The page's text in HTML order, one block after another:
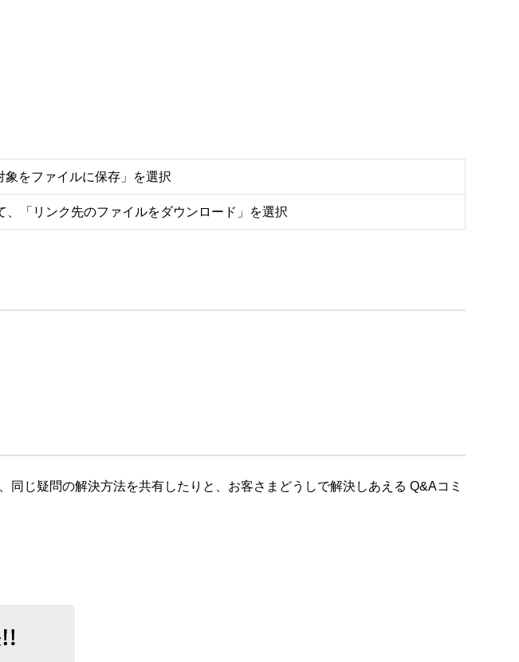
象をファイルに保存」を選択
、「リンク先のファイルをダウンロード」を選択
じ疑問の解決方法を共有したりと、お客さまどうしで解決しあえる Q&Aコミ